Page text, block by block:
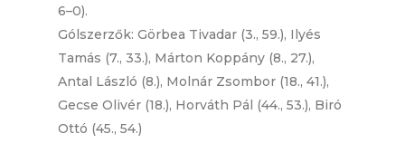
6–0).
Gólszerzők: Görbea Tivadar (3., 59.), Ilyés
Tamás (7., 33.), Márton Koppány (8., 27.),
Antal László (8.), Molnár Zsombor (18., 41.),
Gecse Olivér (18.), Horváth Pál (44., 53.), Biró
Ottó (45., 54.)